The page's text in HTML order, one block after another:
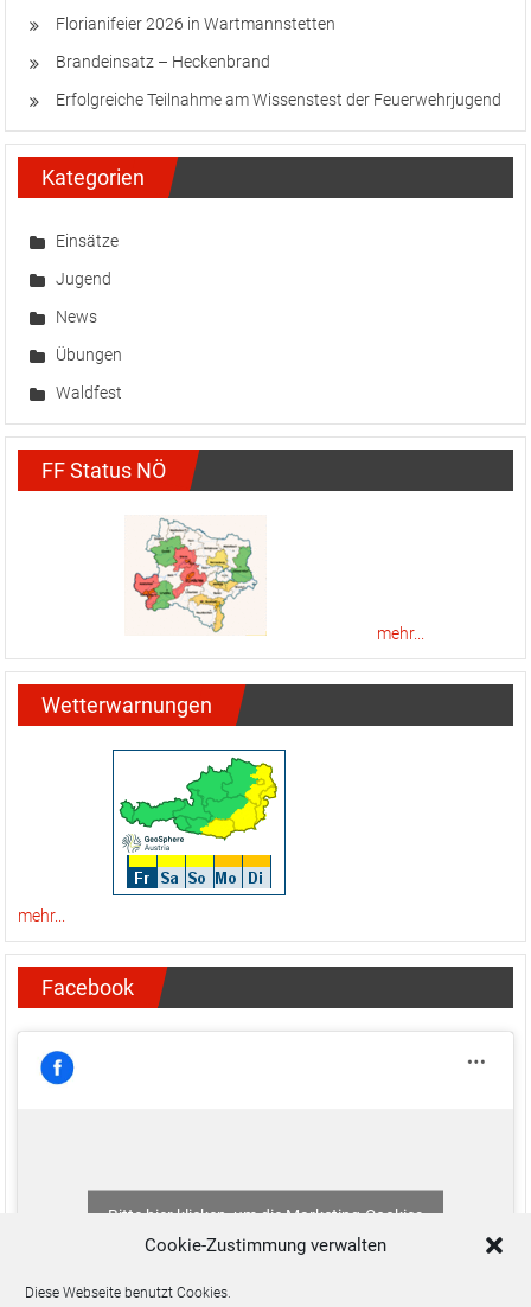
Cookie-Zustimmung verwalten
Diese Webseite benutzt Cookies.
Florianifeier 2026 in Wartmannstetten
Brandeinsatz – Heckenbrand
Erfolgreiche Teilnahme am Wissenstest der Feuerwehrjugend
Kategorien
Einsätze
Jugend
News
Übungen
Waldfest
FF Status NÖ
mehr...
Wetterwarnungen
mehr...
Facebook
Bitte hier klicken, um die Marketing-Cookies
zu akzeptieren und diesen Inhalt zu aktivieren